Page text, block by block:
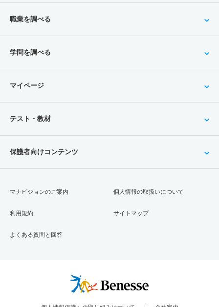
職業を調べる
学問を調べる
マイページ
テスト・教材
保護者向けコンテンツ
マナビジョンのご案内
利用規約
よくある質問と回答
個人情報の取扱いについて
サイトマップ